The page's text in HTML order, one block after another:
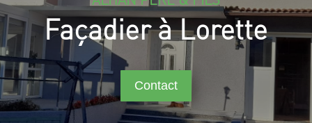
Façadier à Lorette
Contact